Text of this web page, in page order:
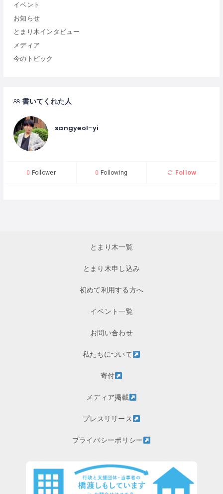
イベント
お知らせ
とまり木インタビュー
メディア
今のトピック
書いてくれた人
sangyeol-yi
0 Follower 0 Following Follow
とまり木一覧
とまり木申し込み
初めて利用する方へ
イベント一覧
お問い合わせ
私たちについて
寄付
メディア掲載
プレスリリース
プライバシーポリシー